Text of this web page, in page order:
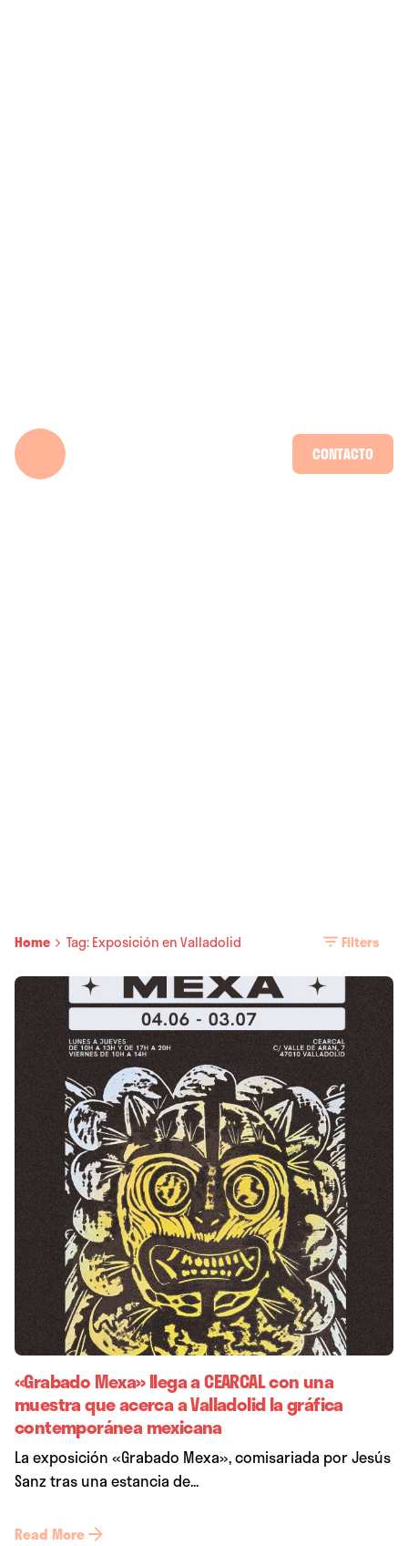
CONTACTO
Home Tag: Exposición en Valladolid Filters
«Grabado Mexa» llega a CEARCAL con una
muestra que acerca a Valladolid la gráfica
contemporánea mexicana
La exposición «Grabado Mexa», comisariada por Jesús
Sanz tras una estancia de...
Read More